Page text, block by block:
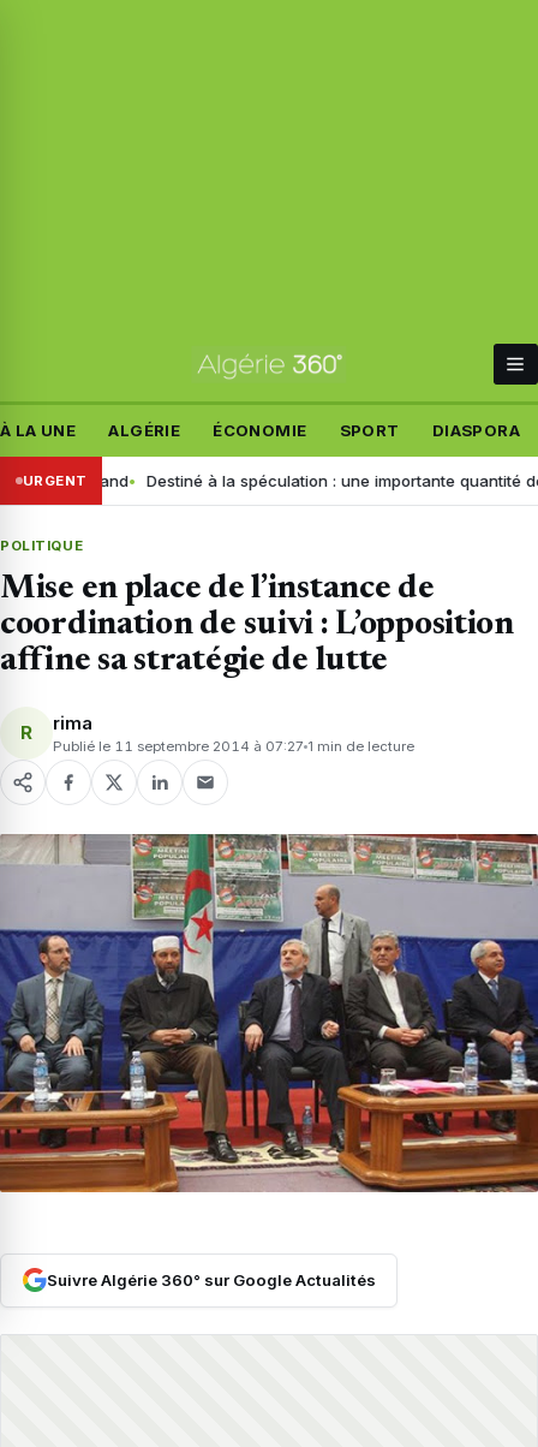
À LA UNE ALGÉRIE ÉCONOMIE SPORT DIASPORA
URGENT
allemand Destiné à la spéculation : une importante quantité de ce
POLITIQUE
Mise en place de l’instance de
coordination de suivi : L’opposition
affine sa stratégie de lutte
R rima
Publié le 11 septembre 2014 à 07:27 1 min de lecture
Suivre Algérie 360° sur Google Actualités